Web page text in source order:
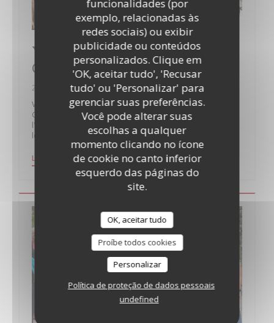
funcionalidades (por
exemplo, relacionadas às
redes sociais) ou exibir
publicidade ou conteúdos
personalizados. Clique em
'OK, aceitar tudo', 'Recusar
tudo' ou 'Personalizar' para
gerenciar suas preferências.
Você pode alterar suas
escolhas a qualquer
momento clicando no ícone
de cookie no canto inferior
esquerdo das páginas do
site.
OK, aceitar tudo
Proíbe todos cookies
Personalizar
Política de proteção de dados pessoais
undefined
Yves LEGRAND, créateur d'Issy
Guinguette, est « Isséen d’Or » 2019
22/01/2019
Voici un reportage sur Yves Legrand créateur d'Issy
Guinguette réalisé à l'occasion de sa récompense de
l'"Isséen d'or 2019" remis par la ville d'Issy-Les-Moulineaux
le 11 janvier 2019 lors des voeux du Monsieur Santini.
LER O ARTIGO((ABRE NUMA NOVA JANELA))